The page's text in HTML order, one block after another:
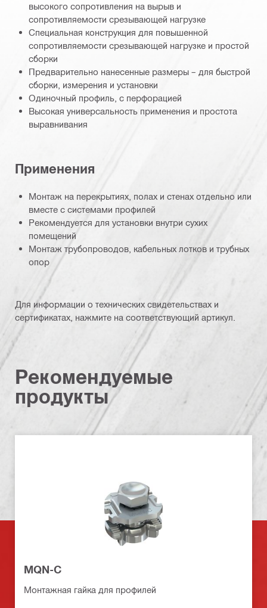
высокого сопротивления на вырыв и
сопротивляемости срезывающей нагрузке
Специальная конструкция для повышенной
сопротивляемости срезывающей нагрузке и простой
сборки
Предварительно нанесенные размеры – для быстрой
сборки, измерения и установки
Одиночный профиль, с перфорацией
Высокая универсальность применения и простота
выравнивания
Применения
Монтаж на перекрытиях, полах и стенах отдельно или
вместе с системами профилей
Рекомендуется для установки внутри сухих
помещений
Монтаж трубопроводов, кабельных лотков и трубных
опор
Для информации о технических свидетельствах и
сертификатах, нажмите на соответствующий артикул.
Рекомендуемые
продукты
MQN-C
Монтажная гайка для профилей